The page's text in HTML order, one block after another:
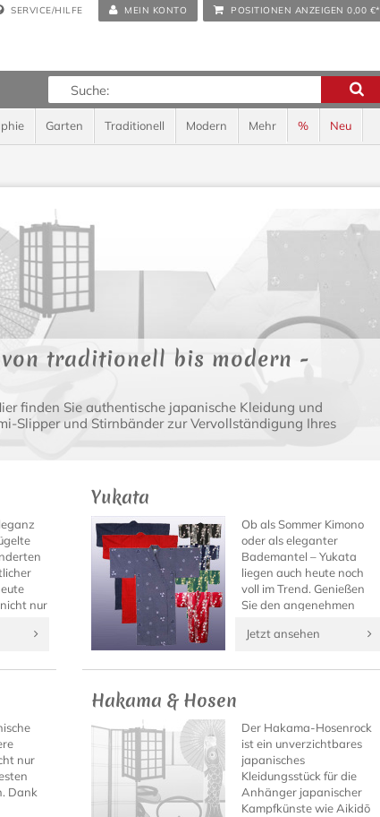
SERVICE/HILFE MEIN KONTO POSITIONEN ANZEIGEN 0,00 €*
Garten Traditionell Modern Mehr % Neu
traditionell bis modern -
finden Sie authentische japanische Kleidung und
Slipper und Stirnbänder zur Vervollständigung Ihres
nur
Yukata
Ob als Sommer Kimono
oder als eleganter
Bademantel – Yukata
liegen auch heute noch
voll im Trend. Genießen
Sie den angenehmen
wundervoll verspielten
Kleidungsstücks aus
Jetzt ansehen
nur
Dank
Hakama & Hosen
Der Hakama-Hosenrock
ist ein unverzichtbares
japanisches
Kleidungsstück für die
Anhänger japanischer
Kampfkünste wie Aikidō